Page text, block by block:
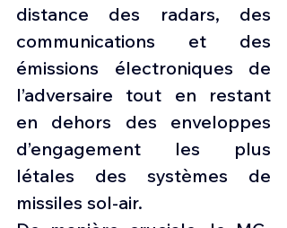
distance des radars, des
communications et des
émissions électroniques de
l’adversaire tout en restant
en dehors des enveloppes
d’engagement les plus
létales des systèmes de
missiles sol-air.